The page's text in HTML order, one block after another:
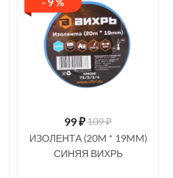
99₽109 ₽
ИЗОЛЕНТА (20M * 19MM)
СИНЯЯ ВИХРЬ